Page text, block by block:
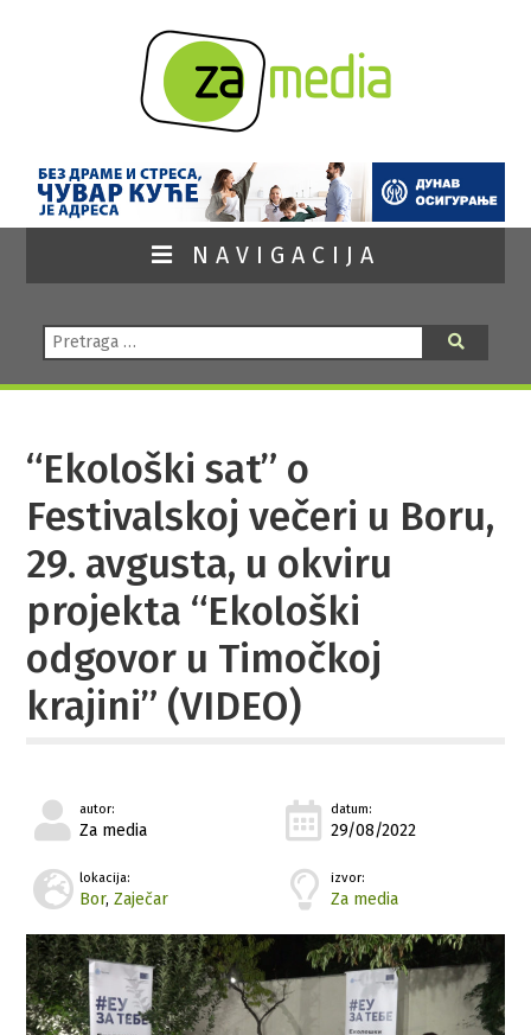
NAVIGACIJA
Pretraga:
“Ekološki sat” o
Festivalskoj večeri u Boru,
29. avgusta, u okviru
projekta “Ekološki
odgovor u Timočkoj
krajini” (VIDEO)
autor:
Za media
datum:
29/08/2022
lokacija:
Bor,Zaječar
izvor:
Za media